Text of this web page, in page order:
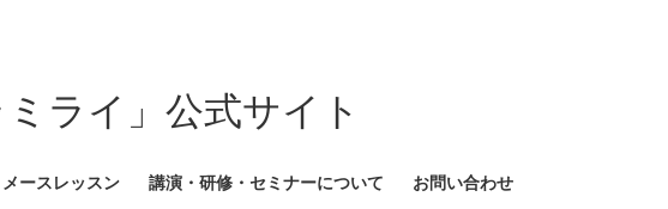
式サイト
メースレッスン 講演・研修・セミナーについて お問い合わせ